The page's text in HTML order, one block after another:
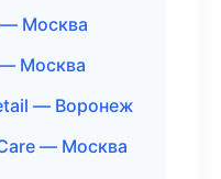
— Москва
Москва
— Воронеж
— Москва